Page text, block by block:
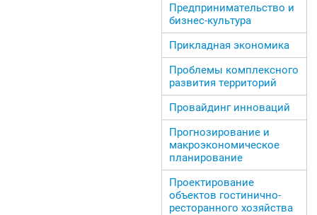
Предпринимательство и
бизнес-культура
Прикладная экономика
Проблемы комплексного
развития территорий
Провайдинг инноваций
Прогнозирование и
макроэкономическое
планирование
Проектирование
объектов гостинично-
ресторанного хозяйства